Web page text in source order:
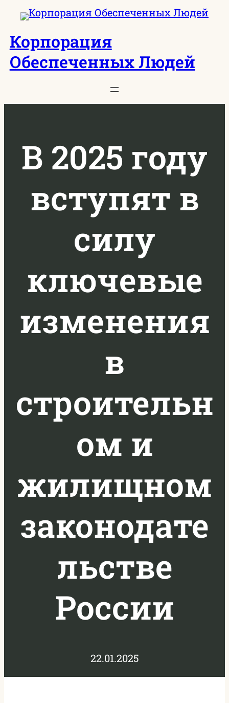
Перейти
содержимому
Корпорация
Обеспеченных Людей
В 2025 году
вступят в
силу
ключевые
изменения
в
строительн
ом и
жилищном
законодате
льстве
России
22.01.2025